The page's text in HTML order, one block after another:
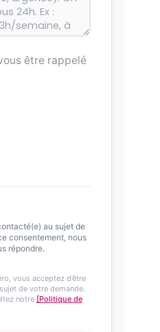
être rappelé
au sujet de
consentement, nous
répondre.
vous acceptez d’être
de votre demande.
notre [Politique de